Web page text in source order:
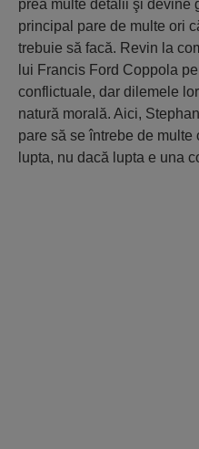
prea multe detalii şi devine
principal pare de multe ori
trebuie să facă. Revin la
lui Francis Ford Coppola
conflictuale, dar dilemele
natură morală. Aici,
pare să se întrebe de
lupta, nu dacă lupta e una